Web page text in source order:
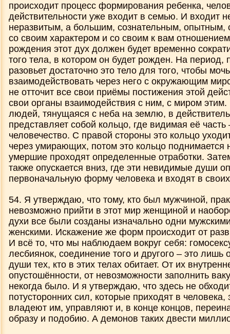
происходит процесс формирования ребенка,
действительности уже входит в семью. И входит
неразвитым, а большим, сознательным, опытным,
со своим характером и со своим к вам
рождения этот дух должен будет временно
того тела, в котором он будет рожден. На период,
разовьет достаточно это тело для того, чтобы мочь
взаимодействовать через него с окружающим
не отточит все свои приёмы постижения этой
свои органы взаимодействия с ним, с миром
людей, тянущаяся с неба на землю, в
представляет собой кольцо, где видимая её
человечество. С правой стороны это кольцо
через умирающих, потом это кольцо поднимается
умершие проходят определенные отработки.
также опускается вниз, где эти невидимые души
первоначальную форму человека и входят в
54. Я утверждаю, что тому, кто был мужчиной,
невозможно прийти в этот мир женщиной и
духи все были созданы изначально одни
женскими. Искажение же форм происходит от
И всё то, что мы наблюдаем вокруг себя:
лесбиянок, соединение того и другого – это лишь
души тех, кто в этих телах обитает. От их
опустошённости, от невозможности заполнить
некогда было. И я утверждаю, что здесь не
потусторонних сил, которые приходят в человека,
владеют им, управляют и, в конце концов,
образу и подобию. А демонов таких двести